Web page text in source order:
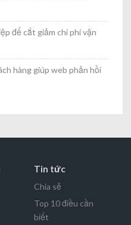
để cắt giảm chi phí vận
hàng giúp web phản hồi
Tin tức
Chia sẻ
Top 10 điều cần
biết